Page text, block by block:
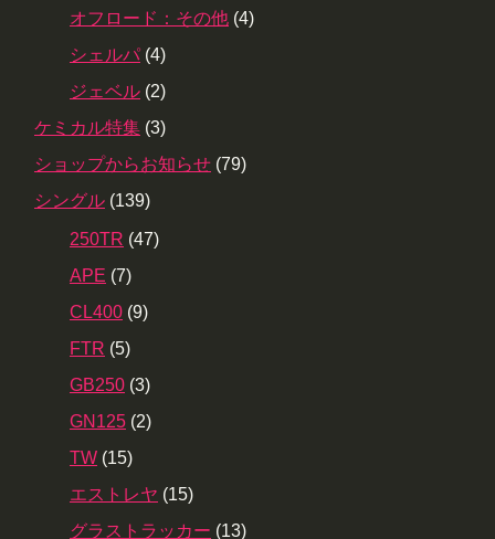
オフロード：その他 (4)
シェルパ (4)
ジェベル (2)
ケミカル特集 (3)
ショップからお知らせ (79)
シングル (139)
250TR (47)
APE (7)
CL400 (9)
FTR (5)
GB250 (3)
GN125 (2)
TW (15)
エストレヤ (15)
グラストラッカー (13)